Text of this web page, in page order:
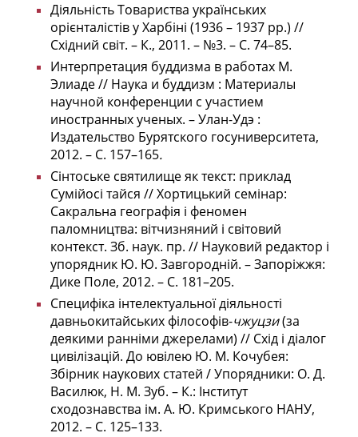
Діяльність Товариства українських
орієнталістів у Харбіні (1936 – 1937 рр.) //
Східний світ. – К., 2011. – №3. – С. 74–85.
Интерпретация буддизма в работах М.
Элиаде // Наука и буддизм : Материалы
научной конференции с участием
иностранных ученых. – Улан-Удэ :
Издательство Бурятского госуниверситета,
2012. – С. 157–165.
Сінтоське святилище як текст: приклад
Сумійосі тайся // Хортицький семінар:
Сакральна географія і феномен
паломництва: вітчизняний і світовий
контекст. Зб. наук. пр. // Науковий редактор і
упорядник Ю. Ю. Завгородній. – Запоріжжя:
Дике Поле, 2012. – С. 181–205.
Специфіка інтелектуальної діяльності
давньокитайських філософів-чжуцзи(за
деякими ранніми джерелами) // Схід і діалог
цивілізацій. До ювілею Ю. М. Кочубея:
Збірник наукових статей / Упорядники: О. Д.
Василюк, Н. М. Зуб. – К.: Інститут
сходознавства ім. А. Ю. Кримського НАНУ,
2012. – С. 125–133.